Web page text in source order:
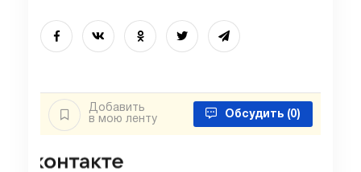
Добавить
в мою ленту
Обсудить (0)